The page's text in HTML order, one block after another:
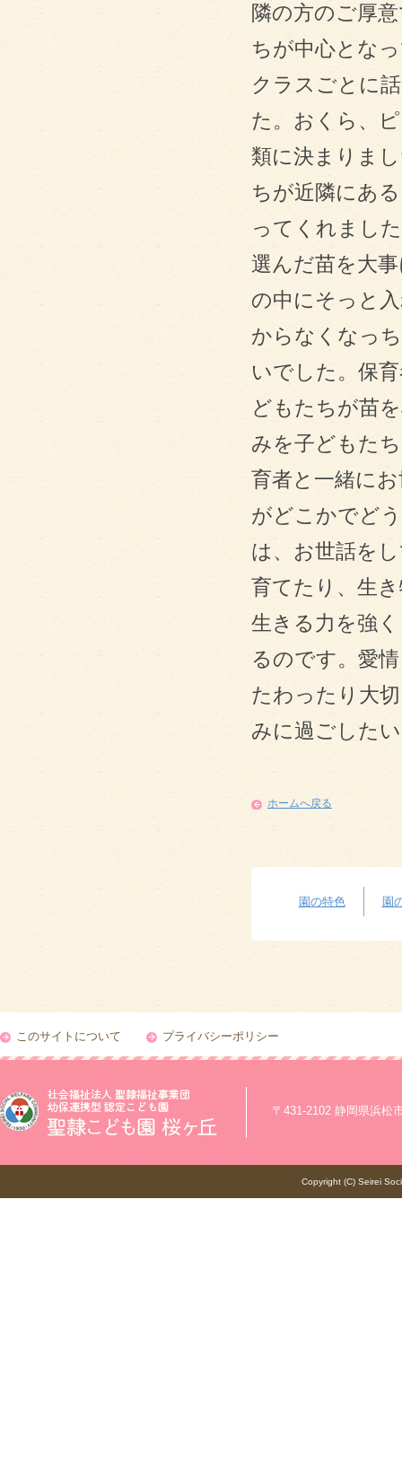
隣の方のご厚
ちが中心とな
クラスごとに
た。おくら、
類に決まりま
ちが近隣にあ
ってくれまし
選んだ苗を大
の中にそっと
からなくなっ
いでした。保
どもたちが苗
みを子どもた
育者と一緒に
がどこかでど
は、お世話を
育てたり、生
生きる力を強
るのです。愛
たわったり大
みに過ごした
ホームへ戻る
園の特色 園
このサイトについて プライバシーポリシー
〒431-2102 静岡県浜松
Copyright (C) Seirei